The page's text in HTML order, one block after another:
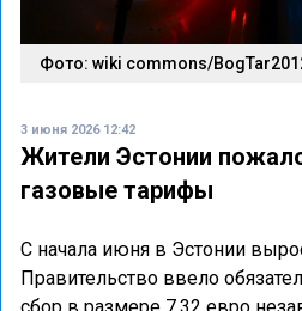
Фото: wiki commons/
3 июня 2026 12:42
Жители Эстонии
газовые тарифы
С начала июня в Эстонии
Правительство ввело